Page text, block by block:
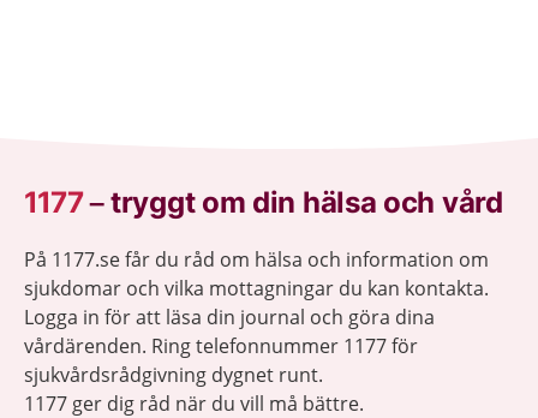
1177–tryggt om din hälsa och vård
På 1177.se får du råd om hälsa och information om
sjukdomar och vilka mottagningar du kan kontakta.
Logga in för att läsa din journal och göra dina
vårdärenden. Ring telefonnummer 1177 för
sjukvårdsrådgivning dygnet runt.
1177 ger dig råd när du vill må bättre.